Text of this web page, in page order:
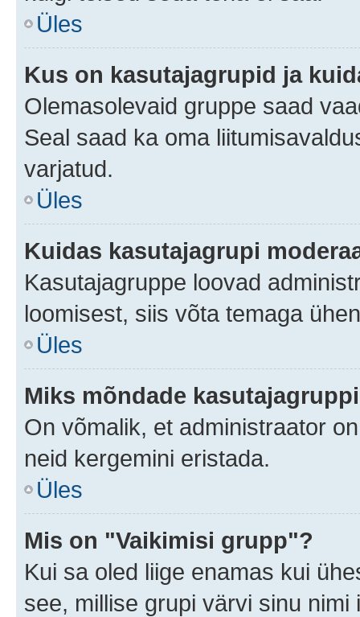
Üles
Kus on kasutajagrupid ja
Olemasolevaid gruppe saad
Seal saad ka oma
varjatud.
Üles
Kuidas kasutajagrupi
Kasutajagruppe loovad
loomisest, siis võta temaga
Üles
Miks mõndade
On võmalik, et administraator
neid kergemini eristada.
Üles
Mis on "Vaikimisi grupp"?
Kui sa oled liige enamas kui
see, millise grupi värvi sinu